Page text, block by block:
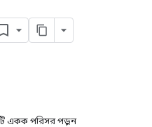
একক পরিসর পড়ুন